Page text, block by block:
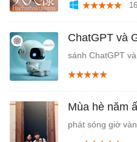
ChatGPT và
sánh ChatGPT
Mùa hè năm
phát sóng giờ